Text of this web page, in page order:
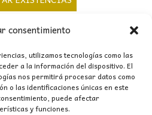
consentimiento
utilizamos tecnologías como las
a la información del dispositivo. El
nos permitirá procesar datos como
o las identificaciones únicas en este
puede afectar
y funciones.
original
era:
94,00€.
actual
es:
78,00€.